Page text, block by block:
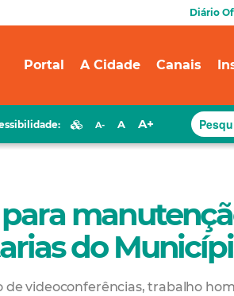
Diário
Portal A Cidade Canais
A- A A+
do
de videoconferências, trabalho